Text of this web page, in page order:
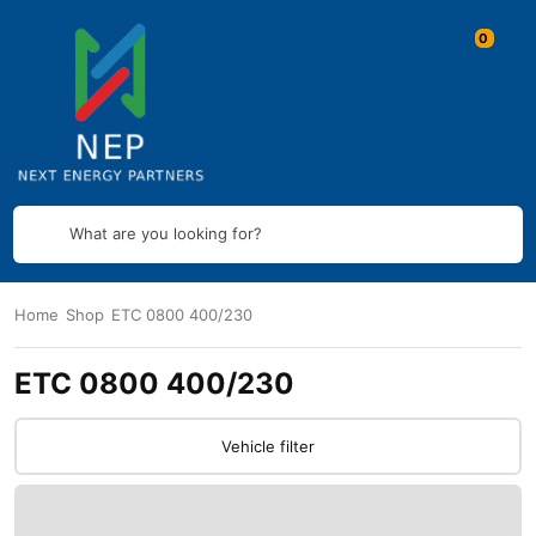
What are you looking for?
Home Shop ETC 0800 400/230
ETC 0800 400/230
Vehicle filter